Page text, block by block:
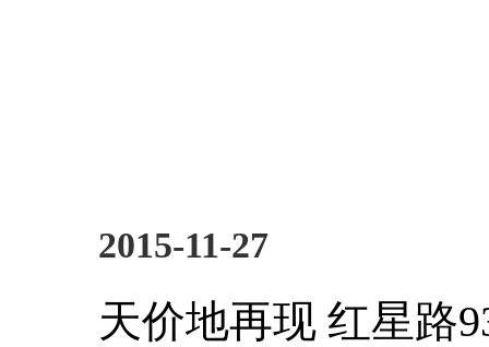
2015-11-27
天价地再现 红星路